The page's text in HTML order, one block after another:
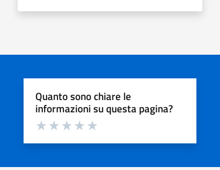
Quanto sono chiare le
informazioni su questa pagina?
Valuta da 1 a 5 stelle la pagina